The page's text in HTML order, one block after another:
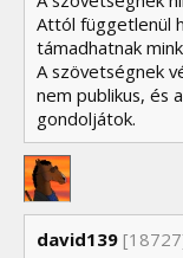
Attól függetlenül
támadhatnak
A szövetségnek
nem publikus, és
gondoljátok.
david139